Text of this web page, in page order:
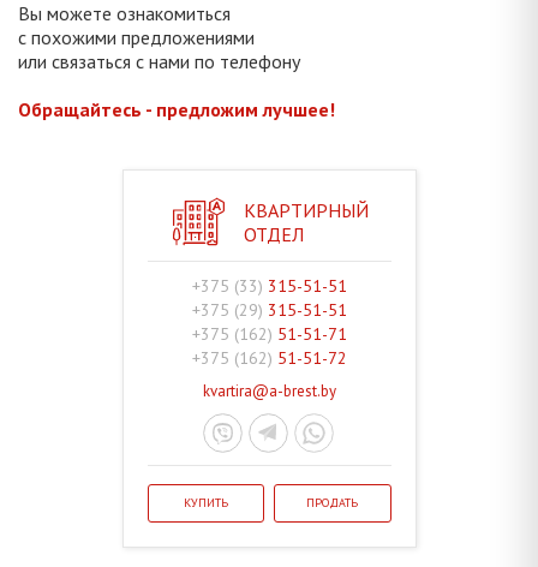
Вы можете ознакомиться
с похожими предложениями
или связаться с нами по телефону
Обращайтесь - предложим лучшее!
КВАРТИРНЫЙ
ОТДЕЛ
+375 (33) 315-51-51
+375 (29) 315-51-51
+375 (162) 51-51-71
+375 (162) 51-51-72
kvartira@a-brest.by
КУПИТЬ ПРОДАТЬ